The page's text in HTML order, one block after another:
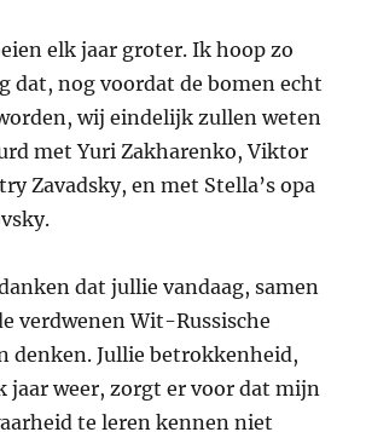
elk jaar groter. Ik hoop zo
dat, nog voordat de bomen echt
wij eindelijk zullen weten
met Yuri Zakharenko, Viktor
Zavadsky, en met Stella’s opa
dat jullie vandaag, samen
verdwenen Wit-Russische
denken. Jullie betrokkenheid,
jaar weer, zorgt er voor dat mijn
te leren kennen niet